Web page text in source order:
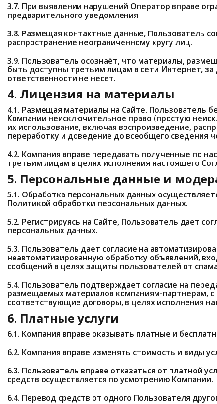
3.7. При выявлении нарушений Оператор вправе
предварительного уведомления.
3.8. Размещая контактные данные, Пользователь
распространение неограниченному кругу лиц.
3.9. Пользователь осознаёт, что материалы,
быть доступны третьим лицам в сети Интернет,
ответственности не несет.
4. Лицензия на материалы
4.1. Размещая материалы на Сайте, Пользователь
Компании неисключительное право (простую
их использование, включая воспроизведение,
переработку и доведение до всеобщего сведения
4.2. Компания вправе передавать полученные по
третьим лицам в целях исполнения настоящего
5. Персональные данные и
5.1. Обработка персональных данных
Политикой обработки персональных данных.
5.2. Регистрируясь на Сайте, Пользователь дает
персональных данных.
5.3. Пользователь дает согласие на
неавтоматизированную обработку объявлений,
сообщений в целях защиты пользователей от
5.4. Пользователь подтверждает согласие на
размещаемых материалов компаниям-партнерам,
соответствующие договоры, в целях исполнения
6. Платные услуги
6.1. Компания вправе оказывать платные и
6.2. Компания вправе изменять стоимость и виды
6.3. Пользователь вправе отказаться от платной
средств осуществляется по усмотрению Компании.
6.4. Перевод средств от одного Пользователя